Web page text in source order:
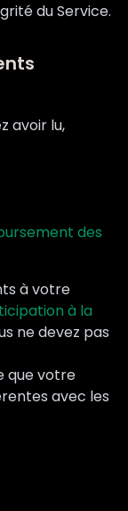
du Service.
avoir lu,
des
à votre
à la
ne devez pas
que votre
avec les